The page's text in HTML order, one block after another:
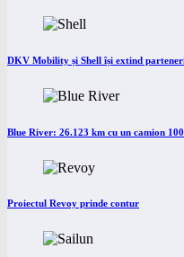
DKV Mobility și Shell își extind
Blue River: 26.123 km cu un camion
Proiectul Revoy prinde contur